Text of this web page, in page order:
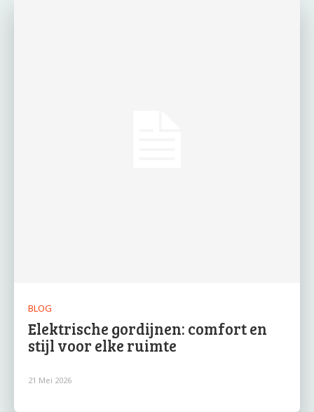
BLOG
Elektrische gordijnen: comfort en
stijl voor elke ruimte
21 Mei 2026